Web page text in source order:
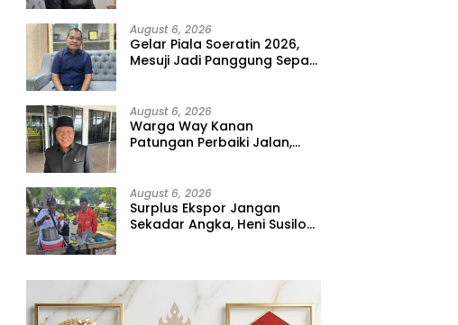
August 6, 2026
Gelar Piala Soeratin 2026,
Mesuji Jadi Panggung Sepak
August 6, 2026
Warga Way Kanan
Patungan Perbaiki Jalan,
August 6, 2026
Surplus Ekspor Jangan
Sekadar Angka, Heni Susilo